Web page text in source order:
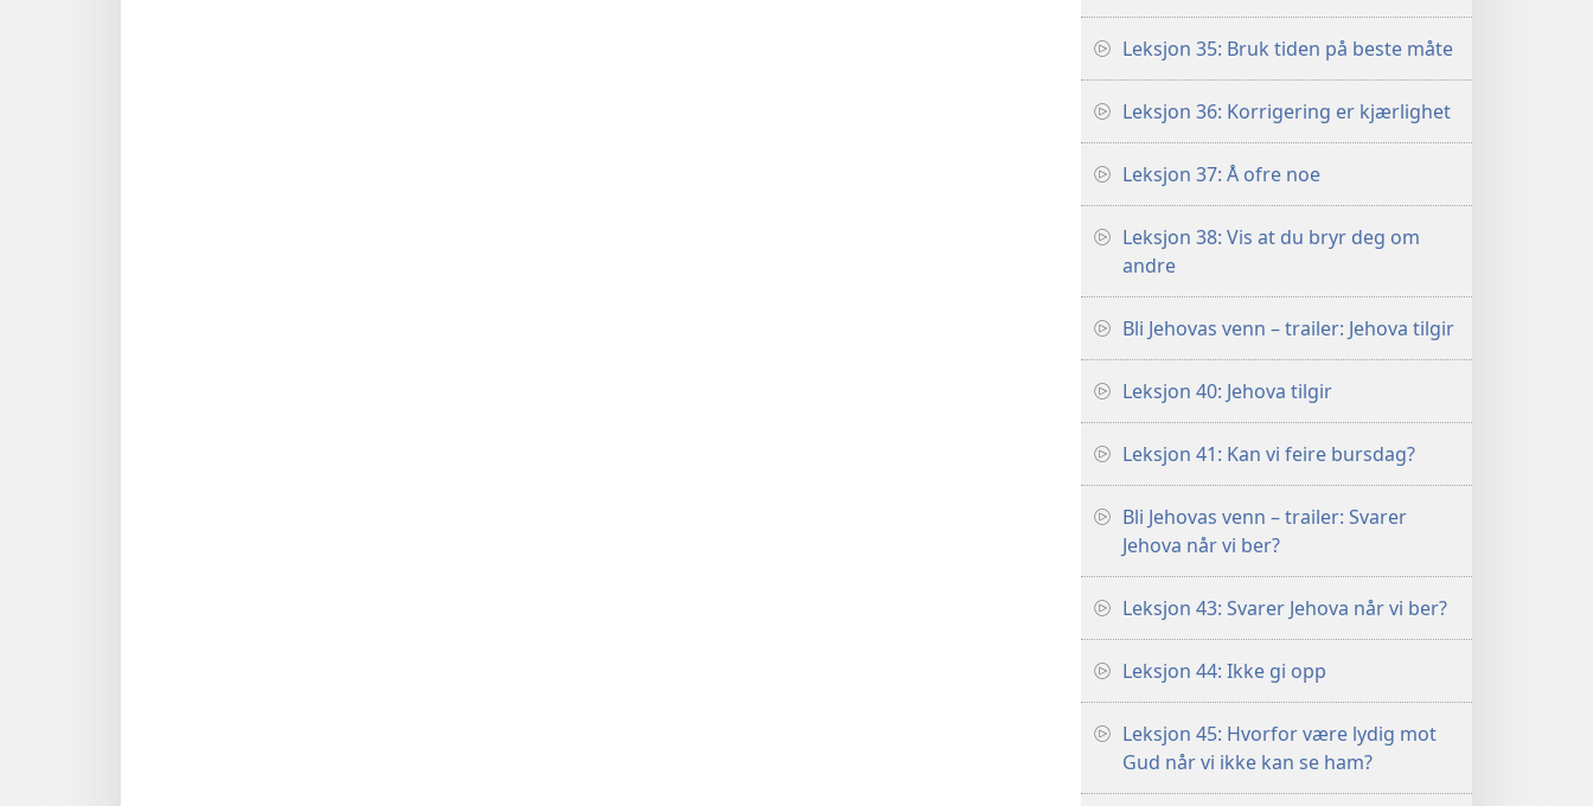
Leksjon 35: Bruk tiden på beste måte
Leksjon 36: Korrigering er kjærlighet
Leksjon 37: Å ofre noe
Leksjon 38: Vis at du bryr deg om
andre
Bli Jehovas venn – trailer: Jehova tilgir
Leksjon 40: Jehova tilgir
Leksjon 41: Kan vi feire bursdag?
Bli Jehovas venn – trailer: Svarer
Jehova når vi ber?
Leksjon 43: Svarer Jehova når vi ber?
Leksjon 44: Ikke gi opp
Leksjon 45: Hvorfor være lydig mot
Gud når vi ikke kan se ham?